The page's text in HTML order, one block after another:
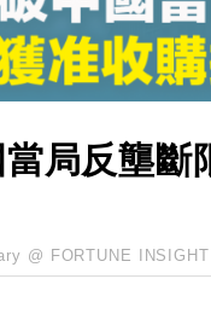
局反壟斷
@ FORTUNE INSIGHT